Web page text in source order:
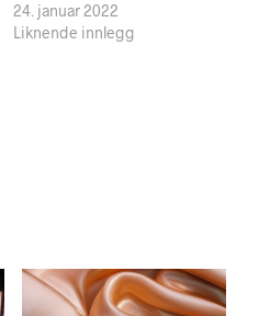
24. januar 2022
Liknende innlegg